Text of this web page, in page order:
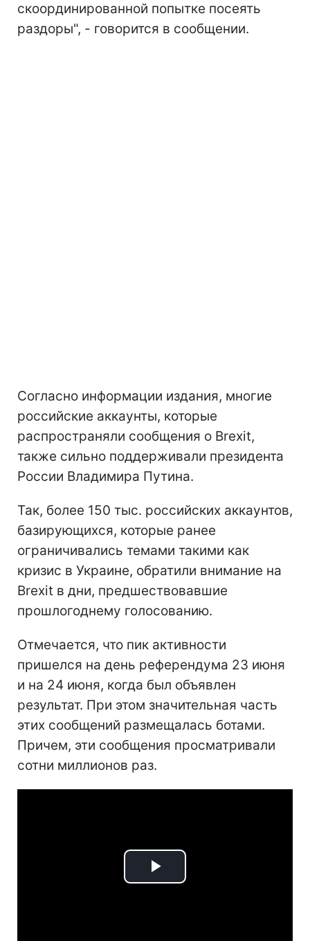
скоординированной попытке посеять
раздоры", - говорится в сообщении.
Согласно информации издания, многие
российские аккаунты, которые
распространяли сообщения о Brexit,
также сильно поддерживали президента
России Владимира Путина.
Так, более 150 тыс. российских аккаунтов,
базирующихся, которые ранее
ограничивались темами такими как
кризис в Украине, обратили внимание на
Brexit в дни, предшествовавшие
прошлогоднему голосованию.
Отмечается, что пик активности
пришелся на день референдума 23 июня
и на 24 июня, когда был объявлен
результат. При этом значительная часть
этих сообщений размещалась ботами.
Причем, эти сообщения просматривали
сотни миллионов раз.
Play